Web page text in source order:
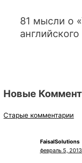
81 мысли о
Новые
Старые комментарии
FaisalSolutions
февраль 5,